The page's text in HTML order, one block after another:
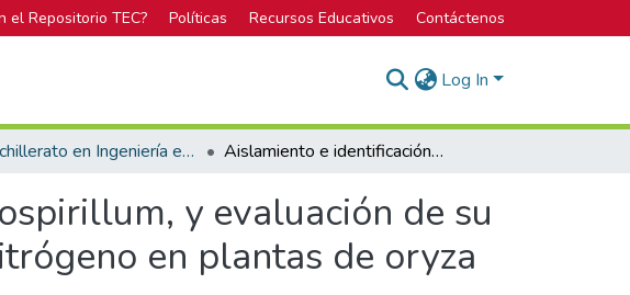
el Repositorio TEC? Políticas Recursos Educativos Contáctenos
Log In
Bachillerato en Ingeniería en Biotecnología Aislamiento e identificación de cepas de azospirillum, y evaluación de su capacidad para suplir las necesidades de nitrógeno en plantas de oryza sativa (arroz)
y evaluación de su
en plantas de oryza